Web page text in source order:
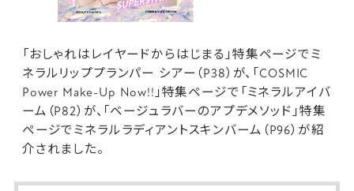
「おしゃれはレイヤードからはじまる」特集ページでミ
ネラルリッププランパー シアー （P38）が、「COSMIC
Power Make-Up Now!!」特集ページで「 ミネラルアイバ
ーム （P82）が、「ベージュラバーのアプデメソッド」特集
ページでミネラルラディアントスキンバーム （P96）が紹
介されました。